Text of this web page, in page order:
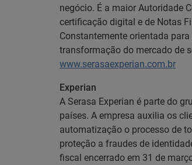
negócio. É a maior Autoridade
certificação digital e de Notas
Constantemente orientada
transformação do mercado de
www.serasaexperian.com.br
Experian
A Serasa Experian é parte do
países. A empresa auxilia os
automatização o processo de
proteção a fraudes de
fiscal encerrado em 31 de